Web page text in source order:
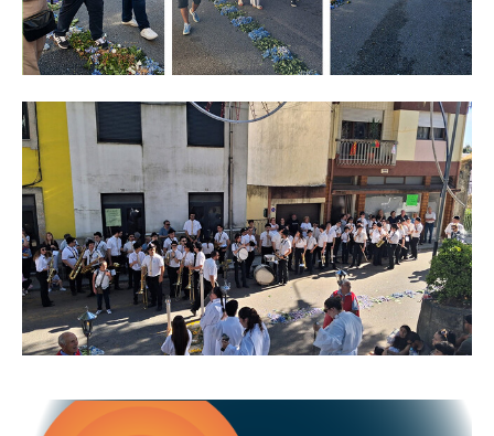
O GABINETE
APOIO AOS DESEMPREGADOS
APOIO ÀS EMPRESAS
OFERTAS DE EMPREGO
CONTACTO E HORÁRIO GIP
CONTACTOS